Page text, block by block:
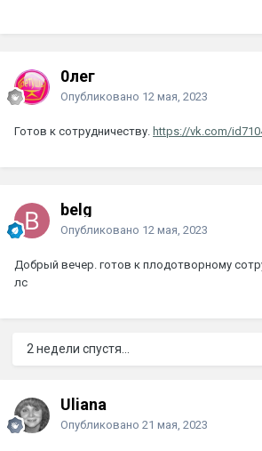
0лег
Опубликовано 12 мая, 2023
Готов к сотрудничеству. https://vk.com/
belg
Опубликовано 12 мая, 2023
Добрый вечер. готов к плодотворному
лс
2 недели спустя...
Uliana
Опубликовано 21 мая, 2023